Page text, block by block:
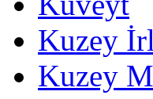
Kuzey
Kuzey